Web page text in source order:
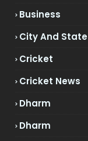
Business
City And State
Cricket
Cricket News
Dharm
Dharm